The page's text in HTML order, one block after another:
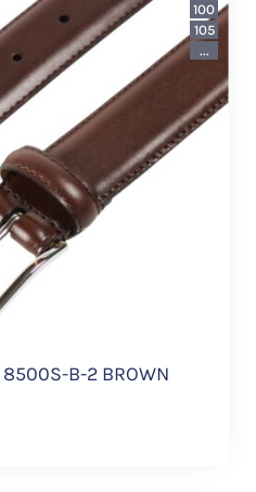
8500S-B-2 BROWN
100
105
...